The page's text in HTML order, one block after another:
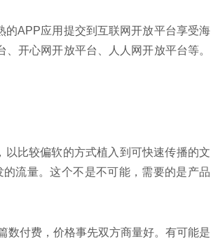
的APP应用提交到互联网开放平台享受海
开心网开放平台、人人网开放平台等。
比较偏软的方式植入到可快速传播的文
流量。这个不是不可能，需要的是产品
数付费，价格事先双方商量好。有可能是